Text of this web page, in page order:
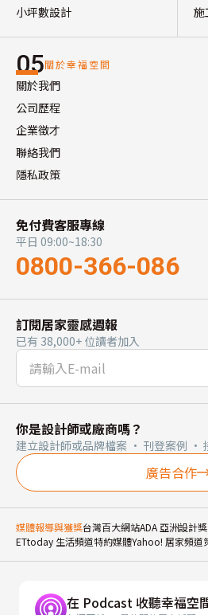
小坪數設計
施
05關於幸福空間
關於我們
公司歷程
企業徵才
聯絡我們
隱私政策
免付費客服專線
平日 09:00~18:30
0800-366-086
訂閱居家靈感週報
已有 38,000+ 位讀者加入
你是設計師或廠商嗎？
建立設計師或品牌檔案 · 刊登案例 ·
廣告合作
媒體報導與獲獎台灣百大網站ADA 亞洲設計
ETtoday 生活頻道特約媒體Yahoo! 居家頻道
在 Podcast 收聽幸福空